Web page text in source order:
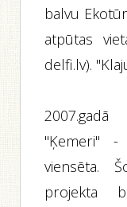
balvu
atpūtas
delfi.lv).
"Ķemeri" -
viensēta.
projekta